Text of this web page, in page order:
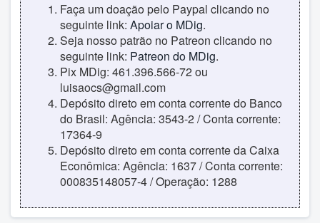
Faça um doação pelo Paypal clicando no
seguinte link: Apoiar o MDig.
Seja nosso patrão no Patreon clicando no
seguinte link: Patreon do MDig.
Pix MDig: 461.396.566-72 ou
luisaocs@gmail.com
Depósito direto em conta corrente do Banco
do Brasil: Agência: 3543-2 / Conta corrente:
17364-9
Depósito direto em conta corrente da Caixa
Econômica: Agência: 1637 / Conta corrente:
000835148057-4 / Operação: 1288